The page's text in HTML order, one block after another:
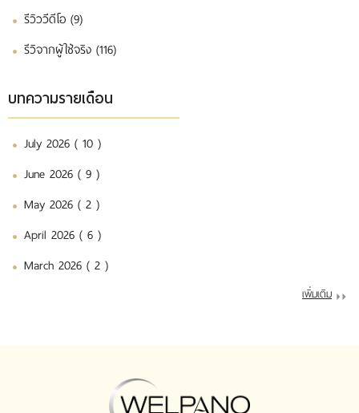
รีวิววีดีโอ (9)
รีวิจากผู้ใช้จริง (116)
บทความรายเดือน
July 2026 ( 10 )
June 2026 ( 9 )
May 2026 ( 2 )
April 2026 ( 6 )
March 2026 ( 2 )
เพิ่มเติม